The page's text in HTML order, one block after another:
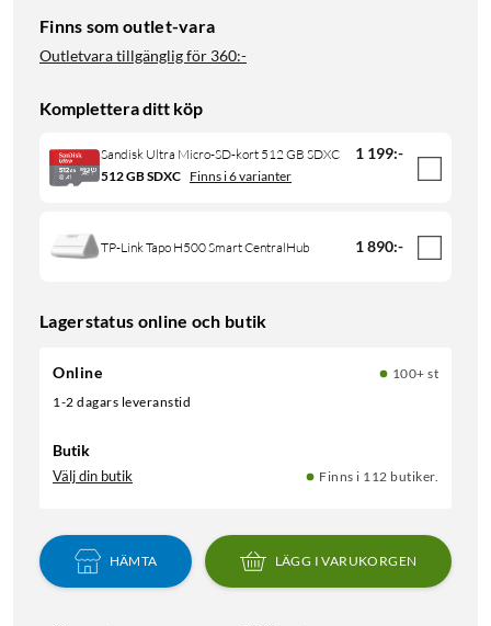
Finns som outlet-vara
Outletvara tillgänglig för 360:-
Komplettera ditt köp
Sandisk Ultra Micro-SD-kort 512 GB SDXC 1 199:-
512 GB SDXC Finns i 6 varianter
TP-Link Tapo H500 Smart CentralHub 1 890:-
Lagerstatus online och butik
Online
100+ st
1-2 dagars leveranstid
Butik
Välj din butik Finns i 112 butiker.
HÄMTA LÄGG I VARUKORGEN